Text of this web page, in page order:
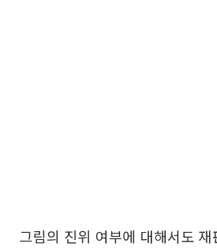
그림의 진위 여부에 대해서도